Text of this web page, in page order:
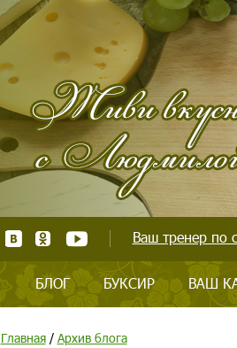
Ваш тренер по
БЛОГ БУКСИР ВАШ
Главная/ Архив блога